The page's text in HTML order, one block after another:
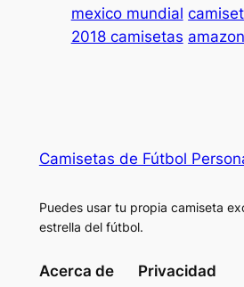
mexico mundial
2018 camisetas
Camisetas de Fútbol
Puedes usar tu propia camiseta
estrella del fútbol.
Acerca de Privacidad